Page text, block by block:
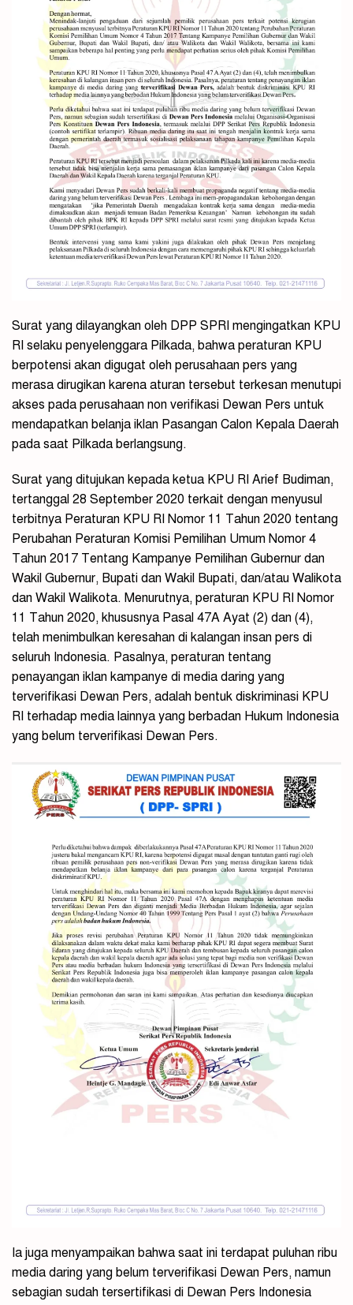
Surat yang dilayangkan oleh DPP SPRI mengingatkan KPU
RI selaku penyelenggara Pilkada, bahwa peraturan KPU
berpotensi akan digugat oleh perusahaan pers yang
merasa dirugikan karena aturan tersebut terkesan menutupi
akses pada perusahaan non verifikasi Dewan Pers untuk
mendapatkan belanja iklan Pasangan Calon Kepala Daerah
pada saat Pilkada berlangsung.
Surat yang ditujukan kepada ketua KPU RI Arief Budiman,
tertanggal 28 September 2020 terkait dengan menyusul
terbitnya Peraturan KPU RI Nomor 11 Tahun 2020 tentang
Perubahan Peraturan Komisi Pemilihan Umum Nomor 4
Tahun 2017 Tentang Kampanye Pemilihan Gubernur dan
Wakil Gubernur, Bupati dan Wakil Bupati, dan/atau Walikota
dan Wakil Walikota. Menurutnya, peraturan KPU RI Nomor
11 Tahun 2020, khususnya Pasal 47A Ayat (2) dan (4),
telah menimbulkan keresahan di kalangan insan pers di
seluruh Indonesia. Pasalnya, peraturan tentang
penayangan iklan kampanye di media daring yang
terverifikasi Dewan Pers, adalah bentuk diskriminasi KPU
RI terhadap media lainnya yang berbadan Hukum Indonesia
yang belum terverifikasi Dewan Pers.
Ia juga menyampaikan bahwa saat ini terdapat puluhan ribu
media daring yang belum terverifikasi Dewan Pers, namun
sebagian sudah tersertifikasi di Dewan Pers Indonesia